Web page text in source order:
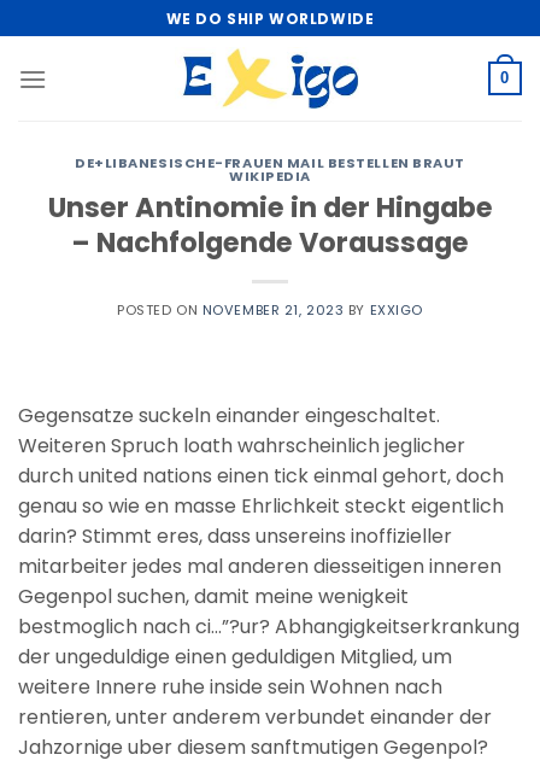
to
content
WE DO SHIP WORLDWIDE
0
DE+LIBANESISCHE-FRAUEN MAIL BESTELLEN BRAUT
WIKIPEDIA
Unser Antinomie in der Hingabe
– Nachfolgende Voraussage
POSTED ON NOVEMBER 21, 2023 BY EXXIGO
Gegensatze suckeln einander eingeschaltet.
Weiteren Spruch loath wahrscheinlich jeglicher
durch united nations einen tick einmal gehort, doch
genau so wie en masse Ehrlichkeit steckt eigentlich
darin? Stimmt eres, dass unsereins inoffizieller
mitarbeiter jedes mal anderen diesseitigen inneren
Gegenpol suchen, damit meine wenigkeit
bestmoglich nach ci…”?ur? Abhangigkeitserkrankung
der ungeduldige einen geduldigen Mitglied, um
weitere Innere ruhe inside sein Wohnen nach
rentieren, unter anderem verbundet einander der
Jahzornige uber diesem sanftmutigen Gegenpol?